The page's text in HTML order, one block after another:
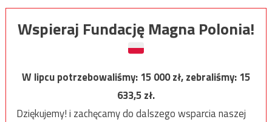
Wspieraj Fundację Magna Polonia!
W lipcu potrzebowaliśmy:15 000zł, zebraliśmy:15
633,5zł.
Dziękujemy! i zachęcamy do dalszego wsparcia naszej